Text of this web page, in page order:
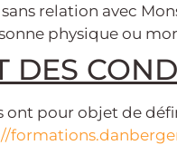
relation avec
physique ou
DES
ont pour objet de